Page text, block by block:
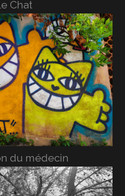
Chat
du médecin